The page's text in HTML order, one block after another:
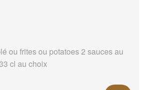
ou frites ou potatoes 2 sauces au
cl au choix